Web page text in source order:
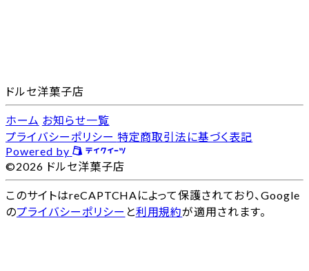
ドルセ洋菓子店
ホーム お知らせ一覧
プライバシーポリシー 特定商取引法に基づく表記
Powered by
©2026 ドルセ洋菓子店
このサイトはreCAPTCHAによって保護されており、Google
のプライバシーポリシー と利用規約が適用されます。